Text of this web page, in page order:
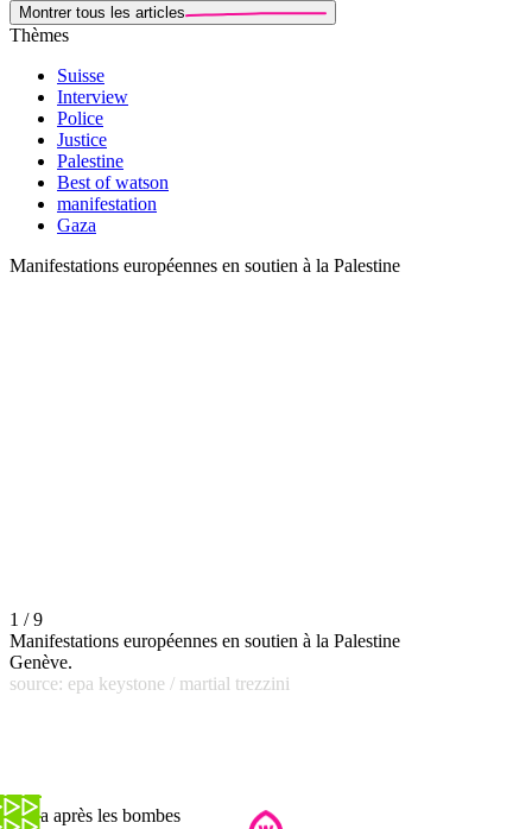
Montrer tous les articles
Thèmes
Suisse
Interview
Police
Justice
Palestine
Best of watson
manifestation
Gaza
Manifestations européennes en soutien à la Palestine
1 / 9
Manifestations européennes en soutien à la Palestine
Genève.
source: epa keystone / martial trezzini
Gaza après les bombes